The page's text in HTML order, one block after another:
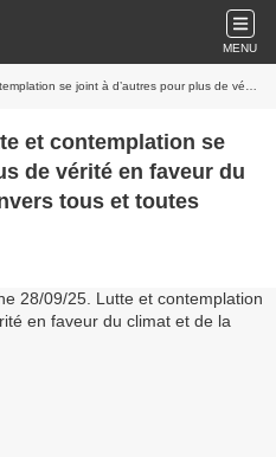
MENU
pour plus de vérité en faveur du climat et de la justice envers tous et toutes
et contemplation se
de vérité en faveur du
tous et toutes